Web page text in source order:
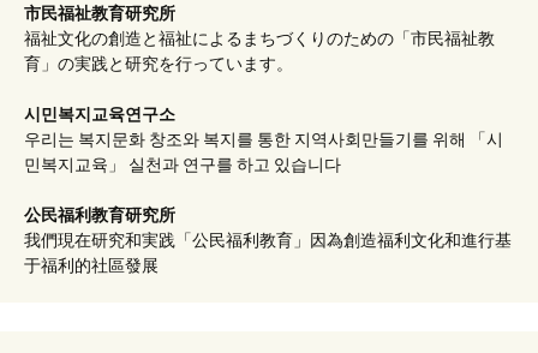
市民福祉教育研究所
福祉文化の創造と福祉によるまちづくりのための「市民福祉教
育」の実践と研究を行っています。
시민복지교육연구소
우리는 복지문화 창조와 복지를 통한 지역사회만들기를 위해 「시
민복지교육」 실천과 연구를 하고 있습니다
公民福利教育研究所
我們現在研究和実践「公民福利教育」因為創造福利文化和進行基
于福利的社區發展